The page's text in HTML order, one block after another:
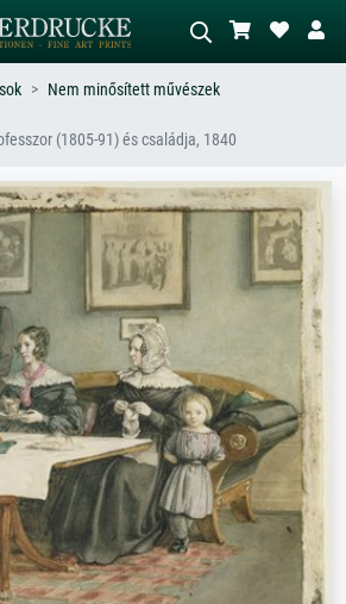
MI-képkereső
éj,
hullám,
piros absztrakt, sötét olajkép, álló akt
egy fa mellett.
Nem minősített művészek
(1805-91) és családja, 1840